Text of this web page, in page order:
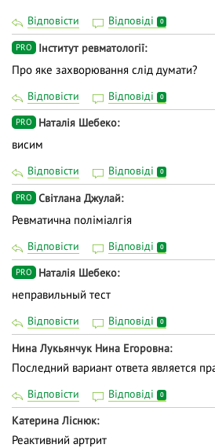
Відповісти Відповіді 0
PRO Інститут ревматології
Про яке захворювання слід думати?
Відповісти Відповіді 0
PRO Наталія Шебеко
висим
Відповісти Відповіді 0
PRO Світлана Джулай
Ревматична поліміалгія
Відповісти Відповіді 0
PRO Наталія Шебеко
неправильный тест
Відповісти Відповіді 0
Нина Лукьянчук Нина Егоровна
Последний вариант ответа является
Відповісти Відповіді 0
Катерина Ліснюк
Реактивний артрит